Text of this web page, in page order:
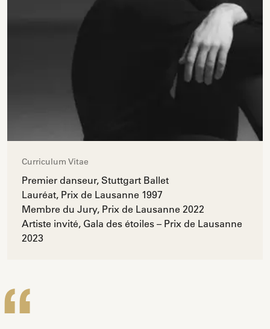
Curriculum Vitae
Premier danseur, Stuttgart Ballet
Lauréat, Prix de Lausanne 1997
Membre du Jury, Prix de Lausanne 2022
Artiste invité, Gala des étoiles – Prix de Lausanne
2023